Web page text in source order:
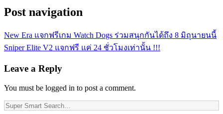
Post navigation
New Era แจกฟรีเกม Watch Dogs ร่วมสนุกกันได้ถึง 8 มิถุนายนนี้
Sniper Elite V2 แจกฟรี แค่ 24 ชั่วโมงเท่านั้น !!!
Leave a Reply
You must be logged in to post a comment.